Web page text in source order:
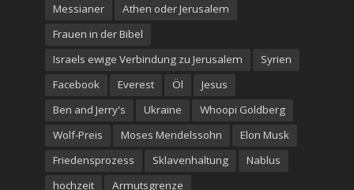
Messianer
Athen oder Jerusalem
Frauen in der Bibel
Israels ewige Verbindung zu Jerusalem
Syrien
Facebook
Everest Öl
Jesus
Ben and Jerry's
Ukraine
Whoopi Goldberg
Wolf-Preis
Moses Mendelssohn
Elon Musk
Friedensprozess
Sklavenhaltung
Nablus
hochzeit
Armutsgrenze